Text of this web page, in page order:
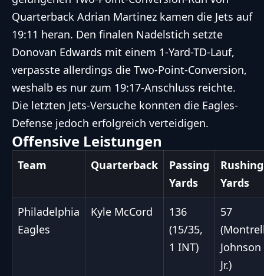
Quarterback Adrian Martinez kamen die Jets auf
19:11 heran. Den finalen Nadelstich setzte
Donovan Edwards mit einem 1-Yard-TD-Lauf,
verpasste allerdings die Two-Point-Conversion,
weshalb es nur zum 19:17-Anschluss reichte.
Die letzten Jets-Versuche konnten die Eagles-
Defense jedoch erfolgreich verteidigen.
Offensive Leistungen
Team Quarterback
Passing
Yards
Rushing
Yards
Philadelphia
Eagles
Kyle McCord
136
(15/35,
1 INT)
57
Johnson
Jr.)